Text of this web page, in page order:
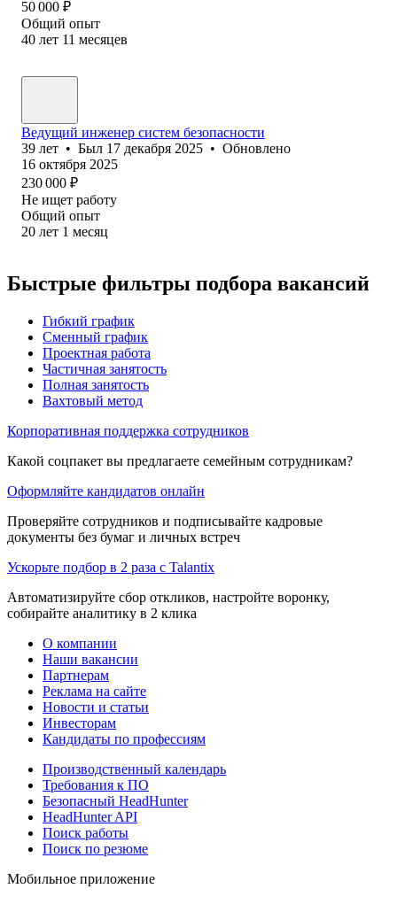
50 000 ₽
Общий опыт
40 лет 11 месяцев
Ведущий инженер систем безопасности
39 лет • Был 17 декабря 2025 • Обновлено
16 октября 2025
230 000 ₽
Не ищет работу
Общий опыт
20 лет 1 месяц
Быстрые фильтры подбора вакансий
Гибкий график
Сменный график
Проектная работа
Частичная занятость
Полная занятость
Вахтовый метод
Корпоративная поддержка сотрудников
Какой соцпакет вы предлагаете семейным сотрудникам?
Оформляйте кандидатов онлайн
Проверяйте сотрудников и подписывайте кадровые
документы без бумаг и личных встреч
Ускорьте подбор в 2 раза с Talantix
Автоматизируйте сбор откликов, настройте воронку,
собирайте аналитику в 2 клика
О компании
Наши вакансии
Партнерам
Реклама на сайте
Новости и статьи
Инвесторам
Кандидаты по профессиям
Производственный календарь
Требования к ПО
Безопасный HeadHunter
HeadHunter API
Поиск работы
Поиск по резюме
Мобильное приложение